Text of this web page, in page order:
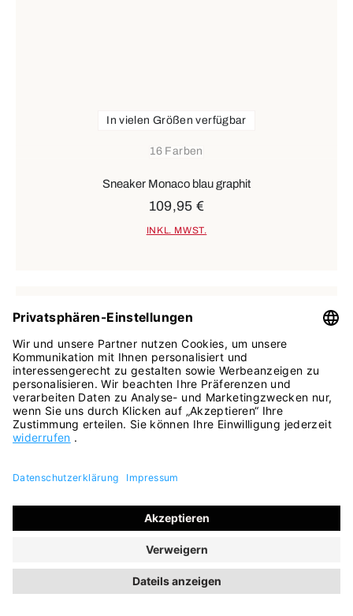
16 Farben
In vielen Größen verfügbar
Sneaker Monaco blau graphit
109,95 €
INKL. MWST.